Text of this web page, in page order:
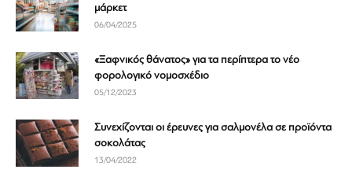
μάρκετ
06/04/2025
«Ξαφνικός θάνατος» για τα περίπτερα το νέο
φορολογικό νομοσχέδιο
05/12/2023
Συνεχίζονται οι έρευνες για σαλμονέλα σε προϊόντα
σοκολάτας
13/04/2022